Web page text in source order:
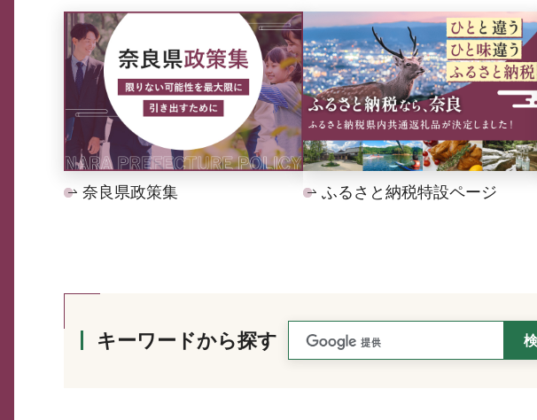
奈良県政策集 ふるさと納税特設ページ
キーワードから探す